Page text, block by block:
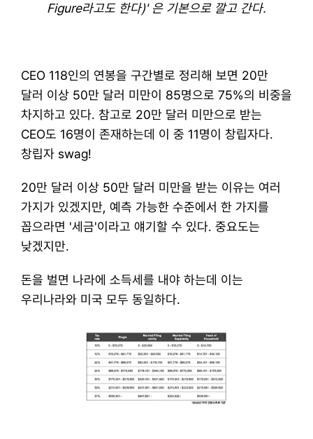
Figure라고도 한다)' 은 기본으로 깔고 간다.
CEO 118인의 연봉을 구간별로 정리해 보면 20만
달러 이상 50만 달러 미만이 85명으로 75%의 비중을
차지하고 있다. 참고로 20만 달러 미만으로 받는
CEO도 16명이 존재하는데 이 중 11명이 창립자다.
창립자 swag!
​20만 달러 이상 50만 달러 미만을 받는 이유는 여러
가지가 있겠지만, 예측 가능한 수준에서 한 가지를
꼽으라면 '세금'이라고 얘기할 수 있다. 중요도는
낮겠지만.
​돈을 벌면 나라에 소득세를 내야 하는데 이는
우리나라와 미국 모두 동일하다.